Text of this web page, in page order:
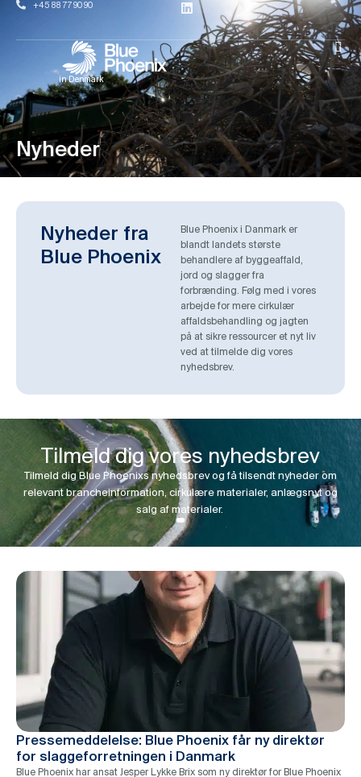
+45 88 77 90 90
in Denmark
Nyheder
Nyheder fra
Blue Phoenix
Blue Phoenix i Danmark er
blandt landets største
behandlere af byggeaffald,
jord og slagger fra
forbrænding. Følg med i vores
arbejde for mere cirkulær
affaldsbehandling og jagten
på at sikre ressourcer et nyt liv
ved at tilmelde dig vores
nyhedsbrev.
Tilmeld dig vores nyhedsbrev
Tilmeld dig Blue Phoenixs nyhedsbrev og få tilsendt nyheder om
relevant brancheinformation, cirkulære materialer, anlægsnyt og
salg af materialer.
Pressemeddelelse: Blue Phoenix får ny direktør
for slaggeforretningen i Danmark
Blue Phoenix har ansat Jesper Lykke Brix som ny direktør for Blue Phoenix